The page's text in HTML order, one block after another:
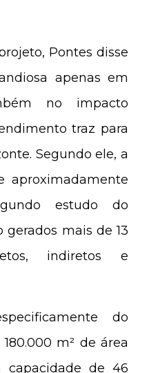
Pontes disse
apenas em
no impacto
traz para
Segundo ele, a
estudo do
gerados mais de 13
indiretos e
do
m² de área
capacidade de 46